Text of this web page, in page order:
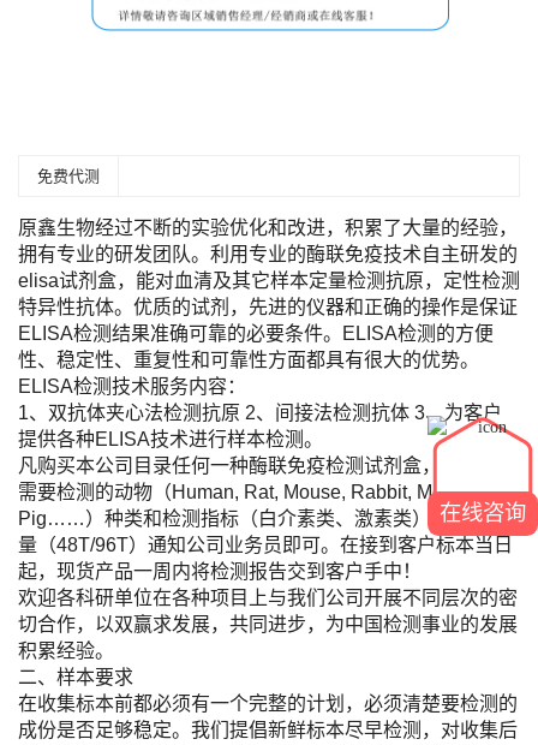
免费代测
原鑫生物经过不断的实验优化和改进，积累了大量的经验，
拥有专业的研发团队。利用专业的酶联免疫技术自主研发的
elisa试剂盒，能对血清及其它样本定量检测抗原，定性检测
特异性抗体。优质的试剂，先进的仪器和正确的操作是保证
ELISA检测结果准确可靠的必要条件。ELISA检测的方便
性、稳定性、重复性和可靠性方面都具有很大的优势。
ELISA检测技术服务内容：
1、双抗体夹心法检测抗原 2、间接法检测抗体 3、为客户
提供各种ELISA技术进行样本检测。
凡购买本公司目录任何一种酶联免疫检测试剂盒，您只需将
需要检测的动物（Human, Rat, Mouse, Rabbit, Monkey,
Pig……）种类和检测指标（白介素类、激素类）及标本数
量（48T/96T）通知公司业务员即可。在接到客户标本当日
起，现货产品一周内将检测报告交到客户手中！
欢迎各科研单位在各种项目上与我们公司开展不同层次的密
切合作，以双赢求发展，共同进步，为中国检测事业的发展
积累经验。
二、样本要求
在收集标本前都必须有一个完整的计划，必须清楚要检测的
成份是否足够稳定。我们提倡新鲜标本尽早检测，对收集后
在线咨询